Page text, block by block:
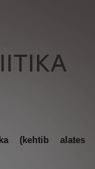
(kehtib alates